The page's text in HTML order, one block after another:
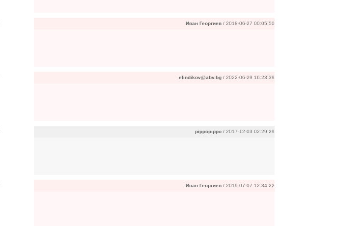
Иван Георгиев / 2018-06-27 00:05:50
elindikov@abv.bg / 2022-06-29 16:23:39
pippopippo / 2017-12-03 02:29:29
Иван Георгиев / 2019-07-07 12:34:22